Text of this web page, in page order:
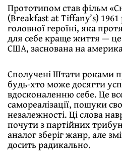
Прототипом став фільм
(Breakfast at Tiffany’s)
головної героїні, яка
для себе краще життя —
США, заснована на
Сполучені Штати роками
будь-хто може досягти
вдосконаленню себе. Це
самореалізації, пошуки
незалежності. Ці слова
почути з партійних
аналог зберіг жанр, але
досить радикально.